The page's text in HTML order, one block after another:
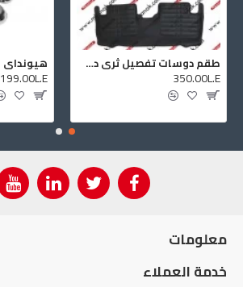
طقم دوسات تفصيل ثري دي تيوتا كرولا ا للموديلات (2008:2003)
350.00L.E
199.00L.E
معلومات
خدمة العملاء